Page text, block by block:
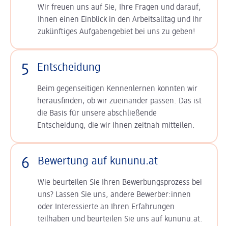
Wir freuen uns auf Sie, Ihre Fragen und darauf,
Ihnen einen Einblick in den Arbeitsalltag und Ihr
zukünftiges Aufgabengebiet bei uns zu geben!
5 Entscheidung
Beim gegenseitigen Kennenlernen konnten wir
herausfinden, ob wir zueinander passen. Das ist
die Basis für unsere abschließende
Entscheidung, die wir Ihnen zeitnah mitteilen.
6 Bewertung auf kununu.at
Wie beurteilen Sie Ihren Bewerbungsprozess bei
uns? Lassen Sie uns, andere Bewerber:innen
oder Interessierte an Ihren Erfahrungen
teilhaben und beurteilen Sie uns auf kununu.at.